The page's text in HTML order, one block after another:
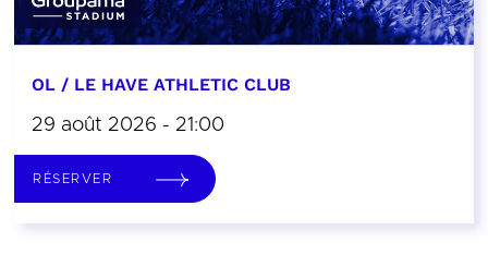
OL / LE HAVE ATHLETIC CLUB
29 août 2026 - 21:00
RÉSERVER